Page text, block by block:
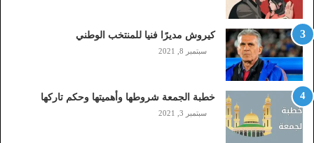
,
م
و
ب
ا
ي
ل
ي
كيروش مديرًا فنيا للمنتخب الوطني
سبتمبر 8, 2021
خطبة الجمعة شروطها وأهميتها وحكم تاركها
سبتمبر 3, 2021